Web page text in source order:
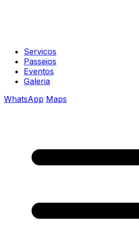
Servicos
Passeios
Eventos
Galeria
WhatsApp Maps